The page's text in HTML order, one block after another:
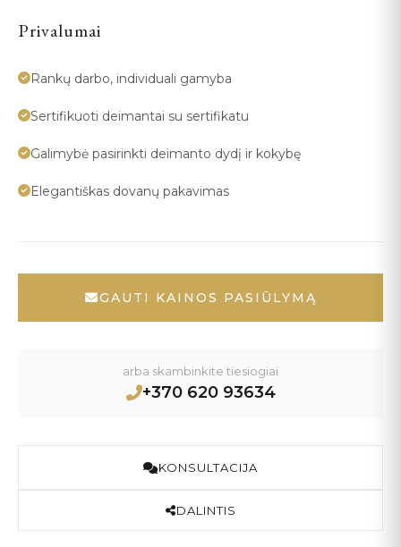
Privalumai
Rankų darbo, individuali gamyba
Sertifikuoti deimantai su sertifikatu
Galimybė pasirinkti deimanto dydį ir kokybę
Elegantiškas dovanų pakavimas
GAUTI KAINOS PASIŪLYMĄ
arba skambinkite tiesiogiai
+370 620 93634
KONSULTACIJA
DALINTIS